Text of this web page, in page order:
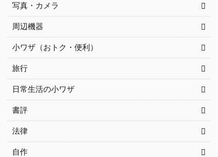
写真・カメラ
周辺機器
小ワザ（おトク・便利）
旅行
日常生活の小ワザ
書評
法律
自作